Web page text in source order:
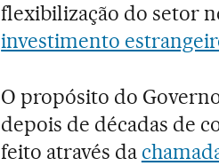
flexibilização do setor
investimento
O propósito do
depois de décadas de
feito através da